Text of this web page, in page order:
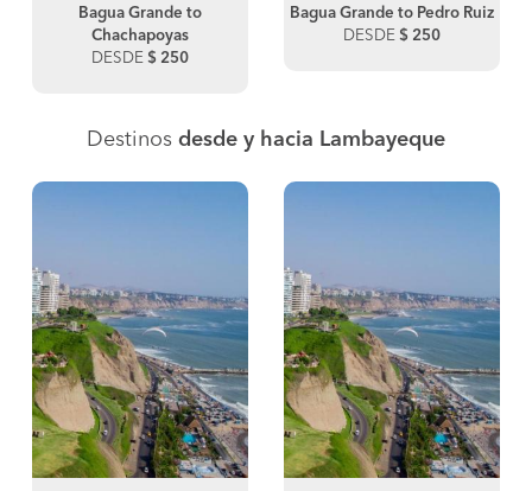
Bagua Grande to
Chachapoyas
DESDE $ 250
Bagua Grande to Pedro Ruiz
DESDE $ 250
Destinos desde y hacia Lambayeque